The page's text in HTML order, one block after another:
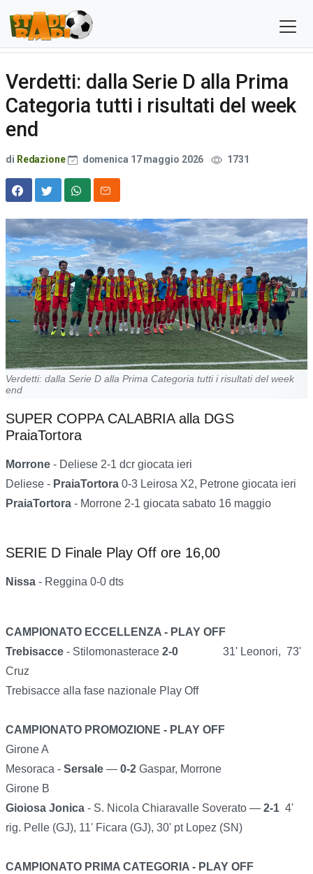
Verdetti: dalla Serie D alla Prima
Categoria tutti i risultati del week
end
di Redazione domenica 17 maggio 2026 1731
Verdetti: dalla Serie D alla Prima Categoria tutti i risultati del week
end
SUPER COPPA CALABRIA alla DGS
PraiaTortora
Morrone - Deliese 2-1 dcr giocata ieri
Deliese - PraiaTortora 0-3 Leirosa X2, Petrone giocata ieri
PraiaTortora - Morrone 2-1 giocata sabato 16 maggio
SERIE D Finale Play Off ore 16,00
Nissa - Reggina 0-0 dts
CAMPIONATO ECCELLENZA - PLAY OFF
Trebisacce - Stilomonasterace 2-0
31' Leonori, 73'
Cruz
Trebisacce alla fase nazionale Play Off
CAMPIONATO PROMOZIONE - PLAY OFF
Girone A
Mesoraca - Sersale — 0-2 Gaspar, Morrone
Girone B
Gioiosa Jonica - S. Nicola Chiaravalle Soverato — 2-1 4'
rig. Pelle (GJ), 11' Ficara (GJ), 30' pt Lopez (SN)
CAMPIONATO PRIMA CATEGORIA - PLAY OFF